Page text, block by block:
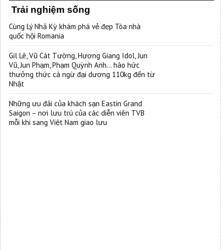
Trải nghiệm sống
Cùng Lý Nhã Kỳ khám phá vẻ đẹp Tòa nhà
quốc hội Romania
Gil Lê, Vũ Cát Tường, Hương Giang Idol, Jun
Vũ, Jun Phạm, Phạm Quỳnh Anh… háo hức
thưởng thức cá ngừ đại dương 110kg đến từ
Nhật
Những ưu đãi của khách sạn Eastin Grand
Saigon – nơi lưu trú của các diễn viên TVB
mỗi khi sang Việt Nam giao lưu